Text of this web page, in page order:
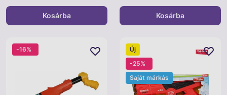
Kosárba Kosárba
-16%
Új
-25%
Saját márkás